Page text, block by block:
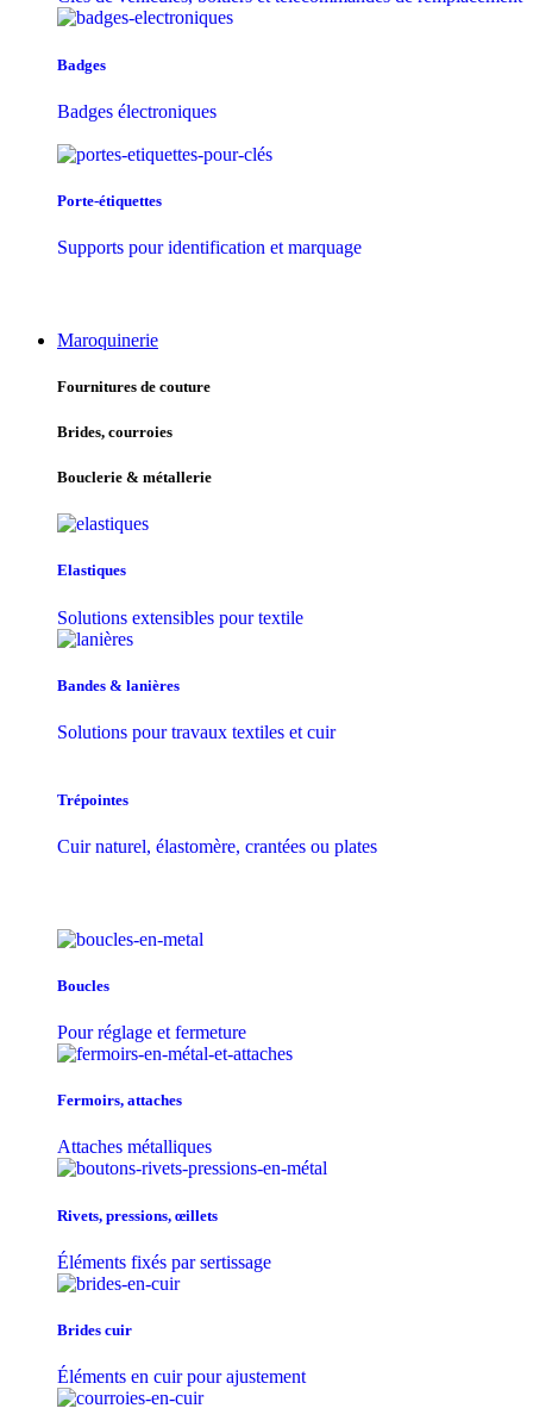
Badges
Badges électroniques
Porte-étiquettes
Supports pour identification et marquage
Maroquinerie
Fournitures de couture
Brides, courroies
Bouclerie & métallerie
Elastiques
Solutions extensibles pour textile
Bandes & lanières
Solutions pour travaux textiles et cuir
Trépointes
Cuir naturel, élastomère, crantées ou plates
Boucles
Pour réglage et fermeture
Fermoirs, attaches
Attaches métalliques
Rivets, pressions, œillets
Éléments fixés par sertissage
Brides cuir
Éléments en cuir pour ajustement